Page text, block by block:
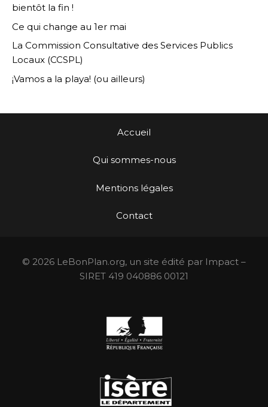
bientôt la fin !
Ce qui change au 1er mai
La Commission Consultative des Services Publics
Locaux (CCSPL)
¡Vamos a la playa! (ou ailleurs)
Accueil
Qui sommes-nous
Mentions légales
Contact
© 2026 LeBonPlan.org, un site édité par Impact –
SIRET 419 040886 00121